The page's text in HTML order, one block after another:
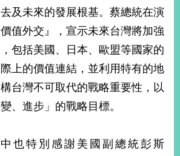
及未來的發展根基。蔡總統在演
值外交』，宣示未來台灣將加強
包括美國、日本、歐盟等國家的
上的價值連結，並利用特有的地
台灣不可取代的戰略重要性，以
、進步」的戰略目標。
也特別感謝美國副總統彭斯